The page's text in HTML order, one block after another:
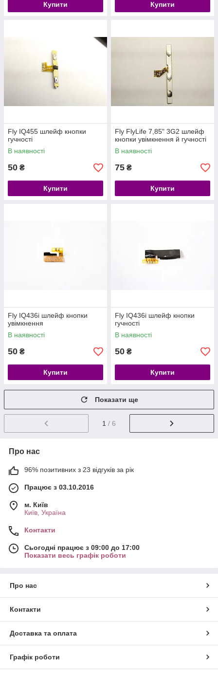
Купити Купити
Fly IQ455 шлейф кнопки
гучності
В наявності
50 ₴
Купити
Fly FlyLife 7,85" 3G2 шлейф
кнопки увімкнення й гучності
В наявності
75 ₴
Купити
Fly IQ436i шлейф кнопки
увімкнення
В наявності
50 ₴
Купити
Fly IQ436i шлейф кнопки
гучності
В наявності
50 ₴
Купити
Показати ще
1 / 6
Про нас
96% позитивних з 23 відгуків за рік
Працює з 03.10.2016
м. Київ
Київ, Україна
Контакти
Сьогодні працює з 09:00 до 17:00
Показати весь графік роботи
Про нас
Контакти
Доставка та оплата
Графік роботи